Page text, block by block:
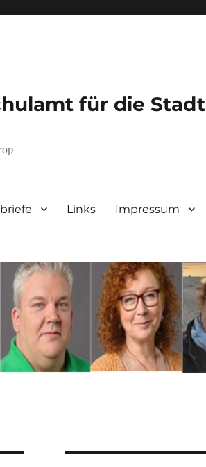
für die Stadt
Links Impressum